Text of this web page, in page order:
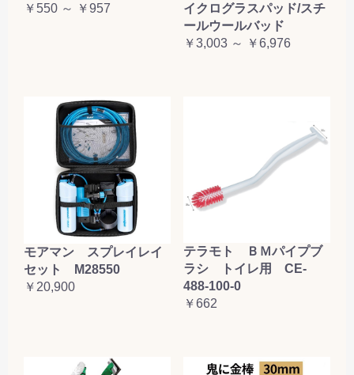
￥550 ～ ￥957
イクログラスパッド/スチ
ールウールバッド
￥3,003 ～ ￥6,976
モアマン スプレイレイ
セット M28550
￥20,900
テラモト ＢＭパイプブ
ラシ トイレ用 CE-
488-100-0
￥662